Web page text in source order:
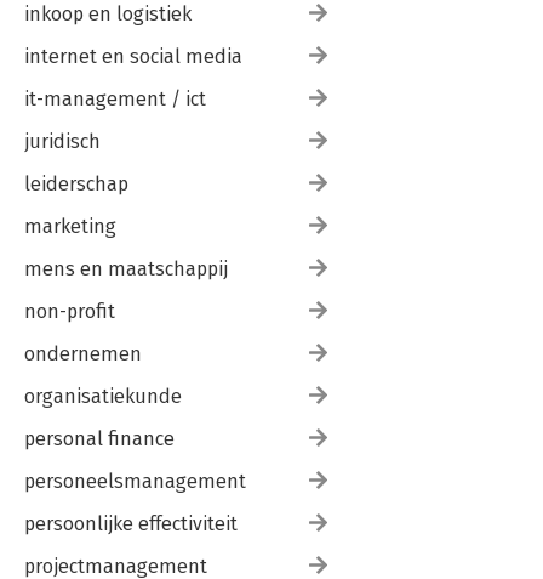
inkoop en logistiek
internet en social media
it-management / ict
juridisch
leiderschap
marketing
mens en maatschappij
non-profit
ondernemen
organisatiekunde
personal finance
personeelsmanagement
persoonlijke effectiviteit
projectmanagement